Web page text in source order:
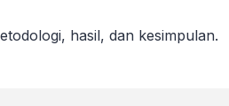
hasil, dan kesimpulan.